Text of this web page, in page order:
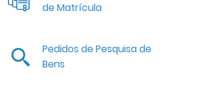
de Matrícula
Pedidos de Pesquisa de
Bens